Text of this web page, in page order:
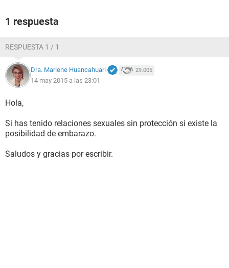
1 respuesta
RESPUESTA 1 / 1
Dra. Marlene Huancahuari 29.005
14 may 2015 a las 23:01
Hola,
Si has tenido relaciones sexuales sin protección si existe la
posibilidad de embarazo.
Saludos y gracias por escribir.